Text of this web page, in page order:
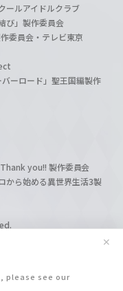
please see our
✕
ールアイドルクラブ
び」製作委員会
委員会・テレビ東京
ーロード」聖王国編製作
you!! 製作委員会
から始める異世界生活3製